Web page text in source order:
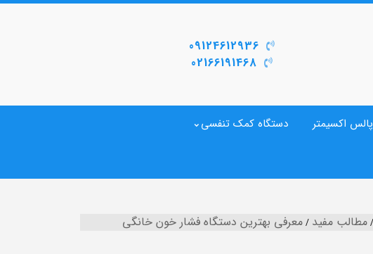
09124612936
02166191468
پالس اکسیمتر دستگاه کمک تنفسی
مطالب مفید معرفی بهترین دستگاه فشار خون خانگی